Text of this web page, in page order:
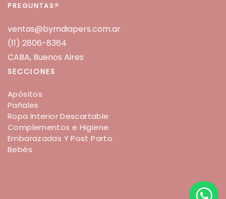
PREGUNTAS?
ventas@bymdiapers.com.ar
(11) 2806-8364
CABA, Buenos Aires
SECCIONES
Apósitos
Pañales
Ropa Interior Descartable
Complementos e Higiene
Embarazadas Y Post Parto
Bebés